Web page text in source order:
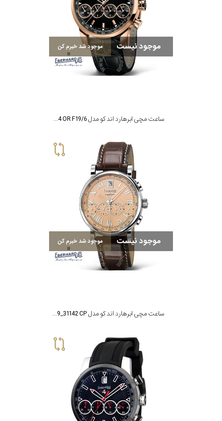
موجود نیست موجود شد خبرم کن
ساعت مچی ابرهارد اند کو مدل MOP30064.2_30064 OR F19/6
موجود نیست موجود شد خبرم کن
ساعت مچی ابرهارد اند کو مدل MTE31142.09_31142 CP